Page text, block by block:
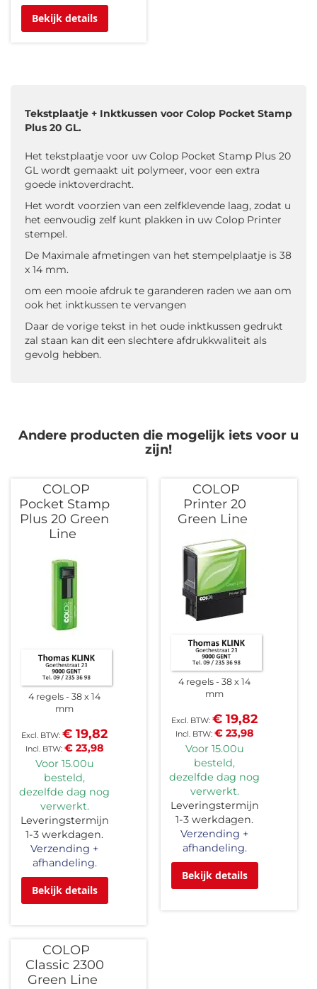
Bekijk details
Tekstplaatje + Inktkussen voor Colop Pocket Stamp
Plus 20 GL.
Het tekstplaatje voor uw Colop Pocket Stamp Plus 20
GL wordt gemaakt uit polymeer, voor een extra
goede inktoverdracht.
Het wordt voorzien van een zelfklevende laag, zodat u
het eenvoudig zelf kunt plakken in uw Colop Printer
stempel.
De Maximale afmetingen van het stempelplaatje is 38
x 14 mm.
om een mooie afdruk te garanderen raden we aan om
ook het inktkussen te vervangen
Daar de vorige tekst in het oude inktkussen gedrukt
zal staan kan dit een slechtere afdrukkwaliteit als
gevolg hebben.
Andere producten die mogelijk iets voor u
zijn!
COLOP
Pocket Stamp
Plus 20 Green
Line
4 regels
38 x 14
mm
€ 23,98
€ 19,82
Voor 15.00u
besteld,
dezelfde dag nog
verwerkt.
Leveringstermijn
1-3 werkdagen.
Verzending +
afhandeling.
Bekijk details
COLOP
Printer 20
Green Line
4 regels
38 x 14
mm
€ 23,98
€ 19,82
Voor 15.00u
besteld,
dezelfde dag nog
verwerkt.
Leveringstermijn
1-3 werkdagen.
Verzending +
afhandeling.
Bekijk details
COLOP
Classic 2300
Green Line